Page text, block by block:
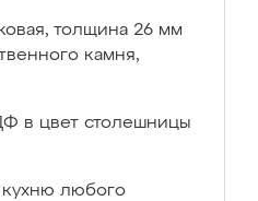
толщина 26 мм
камня,
в цвет столешницы
кухню любого